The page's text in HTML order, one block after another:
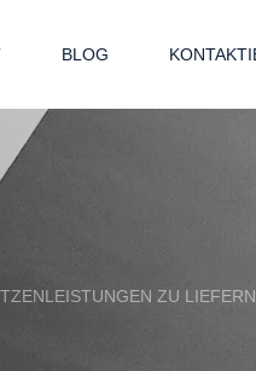
BLOG
ZU LIEFERN.